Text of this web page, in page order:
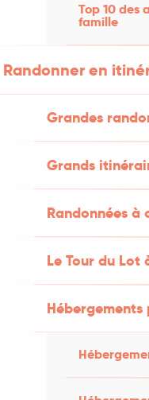
Top 10 des
famille
Randonner en
Grandes
Grands
Randonnées
Le Tour du Lot